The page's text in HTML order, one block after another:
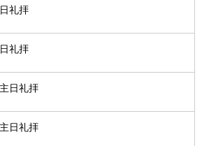
礼拝
礼拝
日礼拝
日礼拝